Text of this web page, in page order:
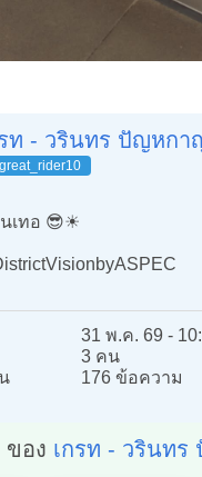
ท - วรินทร ปัญหกา
เทอ 😎☀️
31 พ.ค. 69 -
3 คน
176 ข้อความ
ของ เกรท - วรินท